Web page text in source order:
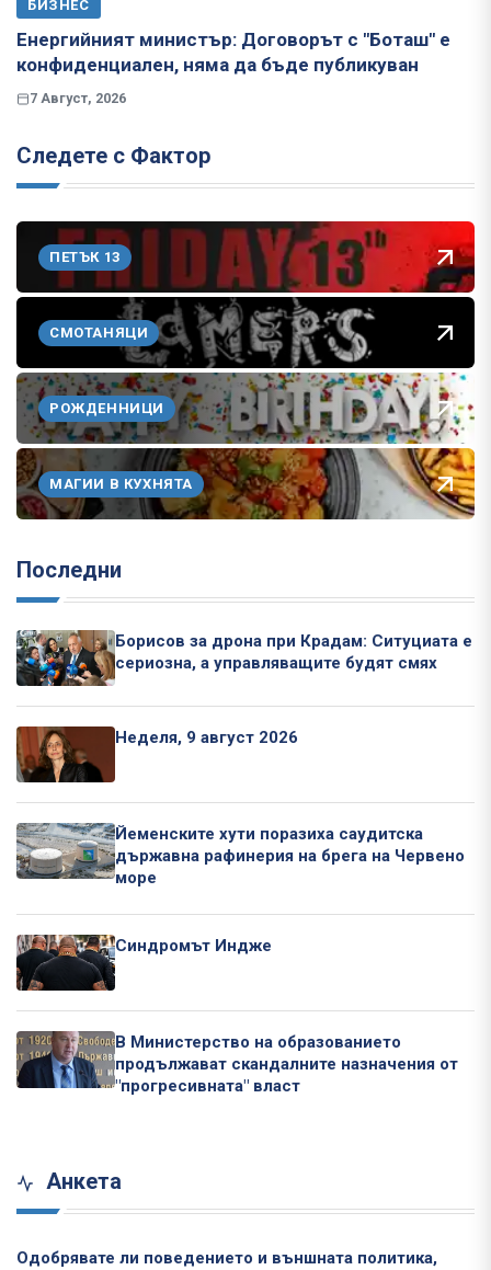
БИЗНЕС
Енергийният министър: Договорът с "Боташ" е
конфиденциален, няма да бъде публикуван
7 Август, 2026
Следете с Фактор
ПЕТЪК 13
СМОТАНЯЦИ
РОЖДЕННИЦИ
МАГИИ В КУХНЯТА
Последни
Борисов за дрона при Крадам: Ситуциата е
сериозна, а управляващите будят смях
Неделя, 9 август 2026
Йеменските хути поразиха саудитска
държавна рафинерия на брега на Червено
море
Синдромът Индже
В Министерство на образованието
продължават скандалните назначения от
"прогресивната" власт
Анкета
Одобрявате ли поведението и външната политика,